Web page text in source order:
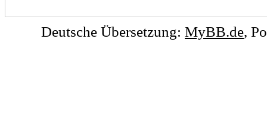
Deutsche Übersetzung: MyBB.de,